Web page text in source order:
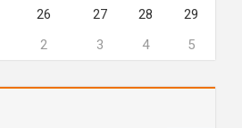
26 27 28
29
2 3 4 5